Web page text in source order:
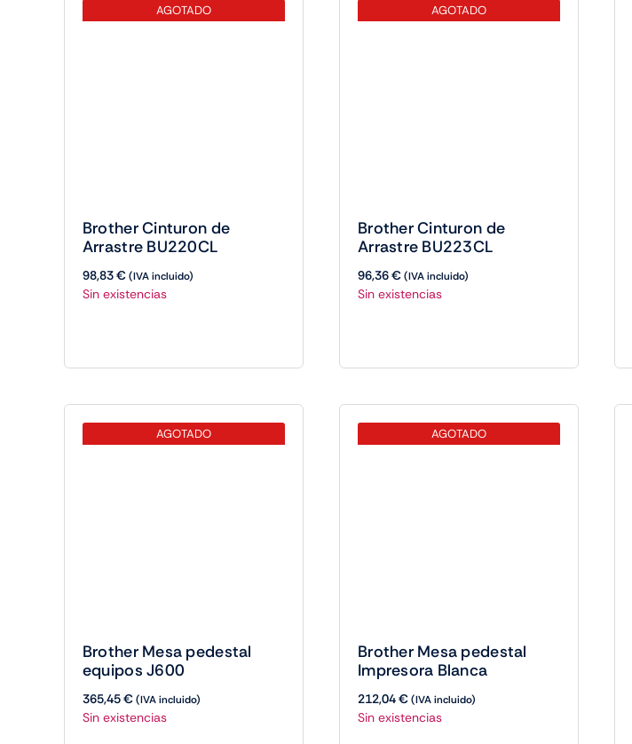
AGOTADO
Brother Cinturon de
Arrastre BU220CL
98,83€(IVA incluido)
Sin existencias
AGOTADO
Brother Cinturon de
Arrastre BU223CL
96,36€(IVA incluido)
Sin existencias
AGOTADO
Brother Mesa pedestal
equipos J600
365,45€(IVA incluido)
Sin existencias
AGOTADO
Brother Mesa pedestal
Impresora Blanca
212,04€(IVA incluido)
Sin existencias